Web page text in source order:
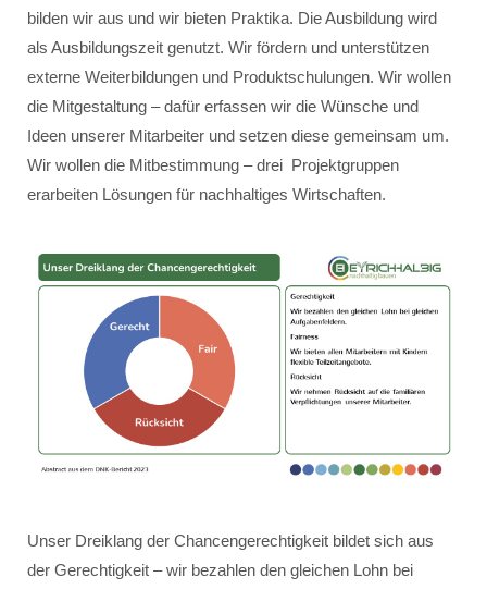
bilden wir aus und wir bieten Praktika. Die Ausbildung wird
als Ausbildungszeit genutzt. Wir fördern und unterstützen
externe Weiterbildungen und Produktschulungen. Wir wollen
die Mitgestaltung – dafür erfassen wir die Wünsche und
Ideen unserer Mitarbeiter und setzen diese gemeinsam um.
Wir wollen die Mitbestimmung – drei Projektgruppen
erarbeiten Lösungen für nachhaltiges Wirtschaften.
Unser Dreiklang der Chancengerechtigkeit bildet sich aus
der Gerechtigkeit – wir bezahlen den gleichen Lohn bei